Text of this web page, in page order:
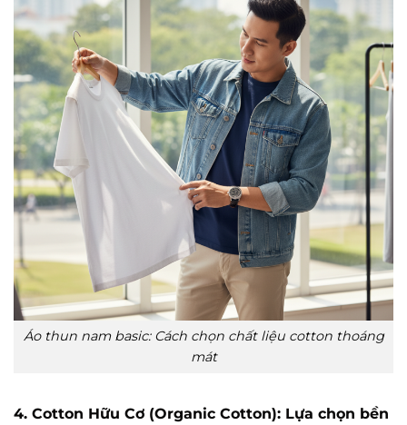
Áo thun nam basic: Cách chọn chất liệu cotton thoáng
mát
4. Cotton Hữu Cơ (Organic Cotton): Lựa chọn bền